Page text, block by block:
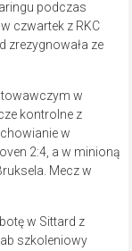
podczas
czwartek z RKC
zrezygnowała ze
w
kontrolne z
w
2:4, a w minioną
Mecz w
w Sittard z
szkoleniowy